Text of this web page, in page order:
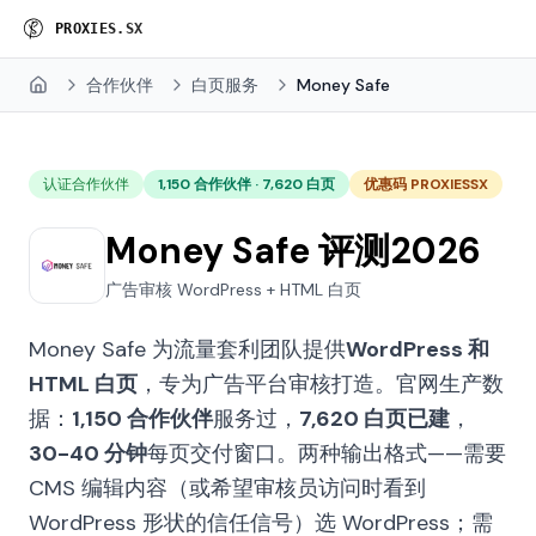
PROXI ES. SX
Home 合作伙伴 白页服务 Money Safe
认证合作伙伴 1,150 合作伙伴 · 7,620 白页 优惠码 PROXIESSX
Money Safe 评测2026
广告审核 WordPress + HTML 白页
Money Safe 为流量套利团队提供WordPress 和
HTML 白页 ，专为广告平台审核打造。官网生产数
据： 1,150 合作伙伴服务过， 7,620 白页已建 ，
30-40 分钟每页交付窗口。两种输出格式——需要
CMS 编辑内容（或希望审核员访问时看到
WordPress 形状的信任信号）选 WordPress；需